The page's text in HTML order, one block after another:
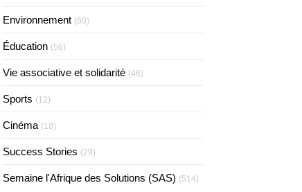
Environnement (60)
Éducation (56)
Vie associative et solidarité (46)
Sports (12)
Cinéma (18)
Success Stories (29)
Semaine l'Afrique des Solutions (SAS) (514)